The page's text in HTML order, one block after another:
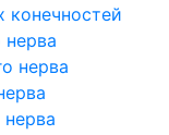
конечностей
нерва